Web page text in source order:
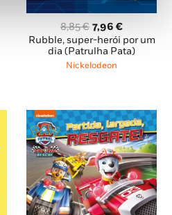
8,85€ O
preço
original
era:
7,96€O
preço
atual
Rubble, super-herói por um
dia (Patrulha Pata)
Nickelodeon